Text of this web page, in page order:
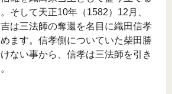
そして天正10年（1582）12月、
は三法師の奪還を名目に織田信孝
ます。信孝側についていた柴田勝
ない事から、信孝は三法師を引き